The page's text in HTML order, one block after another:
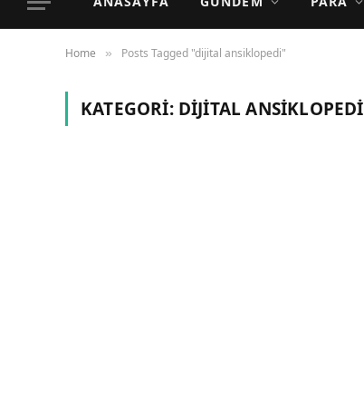
Home » Posts Tagged "dijital ansiklopedi"
KATEGORI: DIJITAL ANSIKLOPEDI